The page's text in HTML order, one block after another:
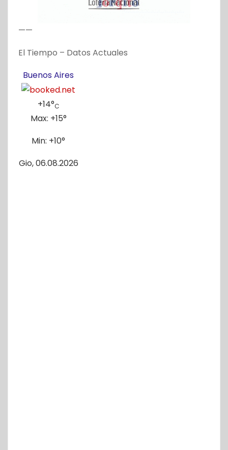
——
El Tiempo – Datos Actuales
Buenos Aires
+14°C
Max: +15°
Min: +10°
Gio, 06.08.2026